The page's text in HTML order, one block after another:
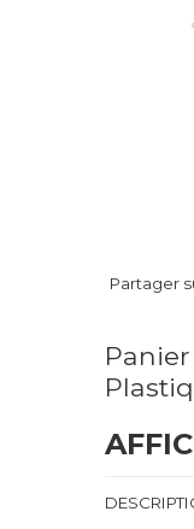
Partager